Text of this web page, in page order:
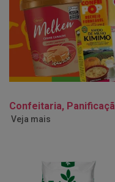
Confeitaria,
Veja mais